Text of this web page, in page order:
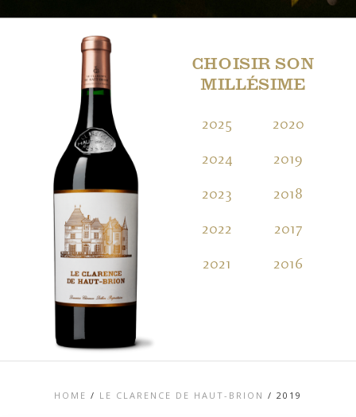
CHOISIR SON
MILLÉSIME
2025
2024
2023
2022
2021
2020
2019
2018
2017
2016
HOME / LE CLARENCE DE HAUT-BRION / 2019